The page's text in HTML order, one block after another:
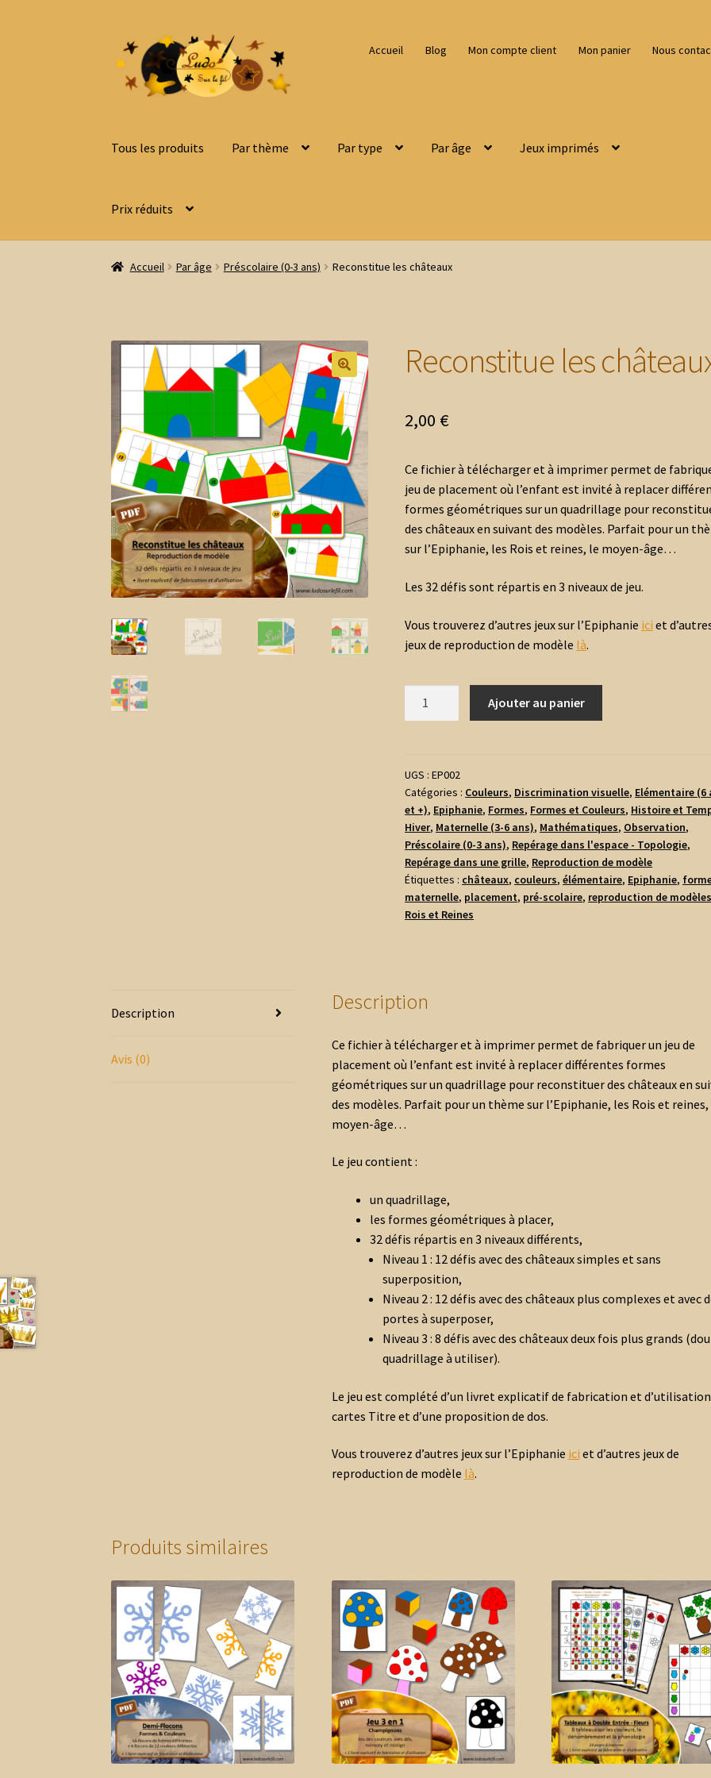
Aller
à
navigation
Aller
au
contenu
Accueil Blog Mon compte client Mon panier Nous
Tous les produits Par thème Par type Par âge Jeux imprimés
Prix réduits
Accueil Par âge Préscolaire (0-3 ans) Reconstitue les châteaux
Reconstitue les
2,00 €
Ce fichier à télécharger et à imprimer permet de
jeu de placement où l’enfant est invité à replacer
formes géométriques sur un quadrillage pour
des châteaux en suivant des modèles. Parfait pour un
sur l’Epiphanie, les Rois et reines, le moyen-âge…
Les 32 défis sont répartis en 3 niveaux de jeu.
Vous trouverez d’autres jeux sur l’Epiphanie ici et
jeux de reproduction de modèle là.
châteaux
Ajouter au panier
UGS :EP002
Catégories : Couleurs, Discrimination visuelle, Elémentaire (6
et +), Epiphanie, Formes, Formes et Couleurs, Histoire et
Hiver, Maternelle (3-6 ans), Mathématiques, Observation,
Préscolaire (0-3 ans), Repérage dans l'espace - Topologie,
Repérage dans une grille, Reproduction de modèle
Étiquettes : châteaux, couleurs,élémentaire, Epiphanie,
maternelle, placement, pré-scolaire, reproduction de modèles
Rois et Reines
Description
Avis (0)
Description
Ce fichier à télécharger et à imprimer permet de fabriquer un jeu de
placement où l’enfant est invité à replacer différentes formes
géométriques sur un quadrillage pour reconstituer des châteaux en
des modèles. Parfait pour un thème sur l’Epiphanie, les Rois et reines,
moyen-âge…
Le jeu contient :
un quadrillage,
les formes géométriques à placer,
32 défis répartis en 3 niveaux différents,
Niveau 1 : 12 défis avec des châteaux simples et sans
superposition,
Niveau 2 : 12 défis avec des châteaux plus complexes et avec
portes à superposer,
Niveau 3 : 8 défis avec des châteaux deux fois plus grands
quadrillage à utiliser).
Le jeu est complété d’un livret explicatif de fabrication et
cartes Titre et d’une proposition de dos.
Vous trouverez d’autres jeux sur l’Epiphanie ici et d’autres jeux de
reproduction de modèle là.
Produits similaires